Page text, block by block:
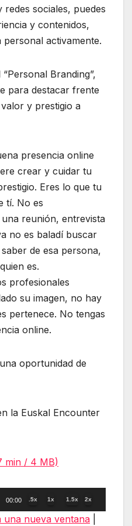
sociales, puedes
y contenidos,
activamente.
Branding”,
para destacar frente
y prestigio a
presencia online
crear y cuidar tu
Eres lo que tu
tí. No es
reunión, entrevista
no es baladí buscar
de esa persona,
es.
profesionales
su imagen, no hay
pertenece. No tengas
online.
oportunidad de
la Euskal Encounter
min / 4 MB)
00:00 .5x 1x 1.5x 2x
una nueva ventana